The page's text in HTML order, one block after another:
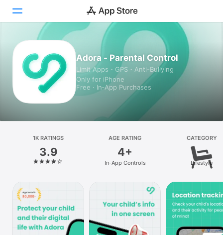
Games
Apps
Platform
iPhone
iPad
Mac
Vision
Watch
Adora - Parental Control
Limit Apps・GPS・Anti-Bullying
Only for iPhone
Free · In‑App Purchases
1K RATINGS
3.9
AGE RATING
4+
In-App Controls
CATEGORY
Lifestyle